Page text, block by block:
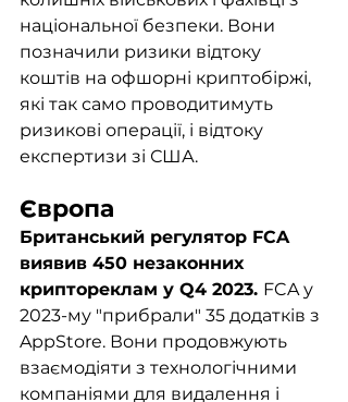
національної безпеки. Вони
позначили ризики відтоку
коштів на офшорні криптобіржі,
які так само проводитимуть
ризикові операції, і відтоку
експертизи зі США.
Європа
Британський регулятор FCA
виявив 450 незаконних
криптореклам у Q4 2023. FCA у
2023-му "прибрали" 35 додатків з
AppStore. Вони продовжують
взаємодіяти з технологічними
компаніями для видалення і